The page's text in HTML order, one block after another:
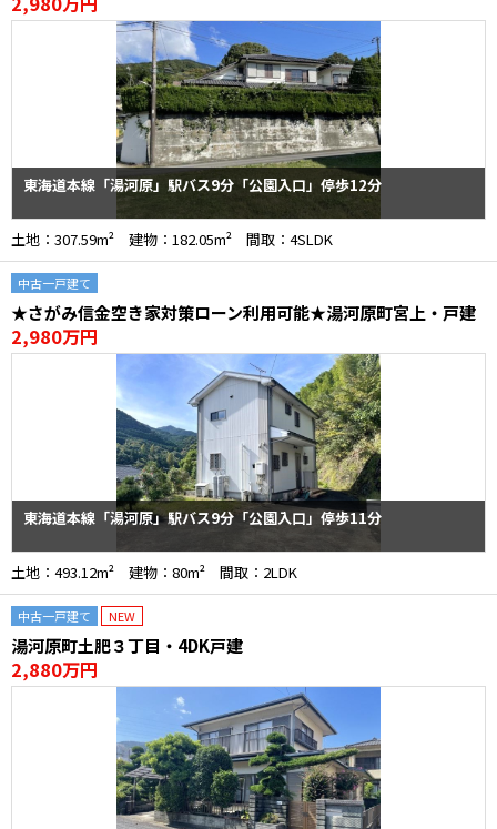
東海道本線「湯河原」駅バス9分「公園入口」停歩12分
土地：307.59m² 建物：182.05m² 間取：4SLDK
中古一戸建て
★さがみ信金空き家対策ローン利用可能★湯河原町宮上・戸建
2,980万円
東海道本線「湯河原」駅バス9分「公園入口」停歩11分
土地：493.12m² 建物：80m² 間取：2LDK
中古一戸建て NEW
湯河原町土肥３丁目・4DK戸建
2,880万円